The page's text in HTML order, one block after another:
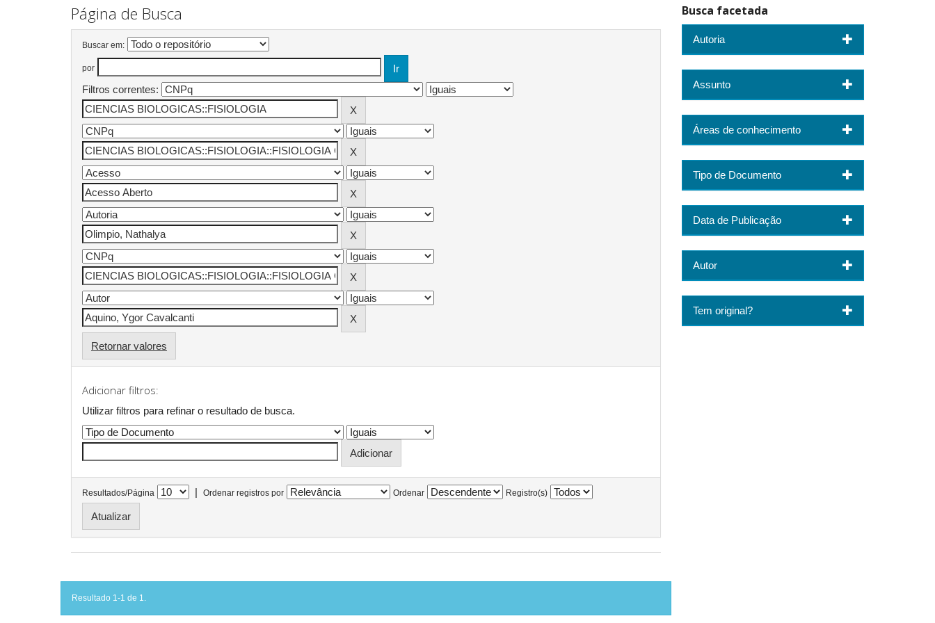
Página de Busca
Buscar em:
por
Filtros correntes:
Retornar valores
Adicionar filtros:
Utilizar filtros para refinar o resultado de busca.
Resultados/Página | Ordenar registros por Ordenar Registro(s)
Resultado 1-1 de 1.
Busca facetada
Autoria
Assunto
Áreas de conhecimento
Tipo de Documento
Data de Publicação
Autor
Tem original?